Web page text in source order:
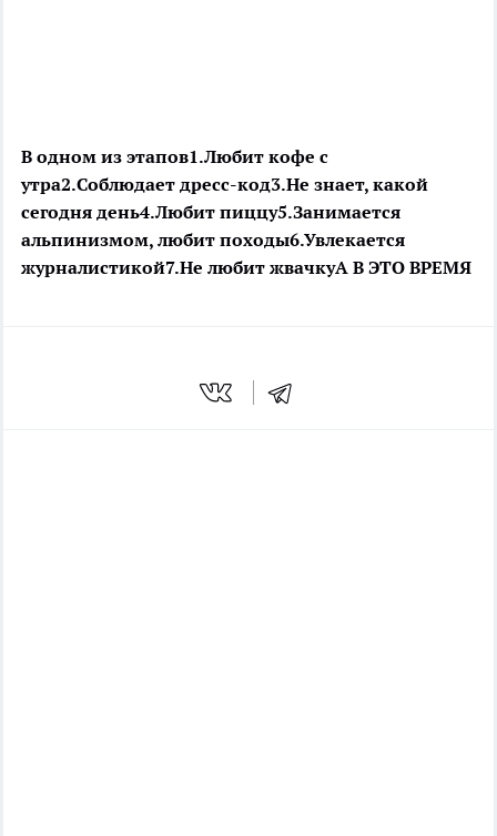
В одном из этапов1.Любит кофе с
утра2.Соблюдает дресс-код3.Не знает, какой
сегодня день4.Любит пиццу5.Занимается
альпинизмом, любит походы6.Увлекается
журналистикой7.Не любит жвачкуА В ЭТО ВРЕМЯ